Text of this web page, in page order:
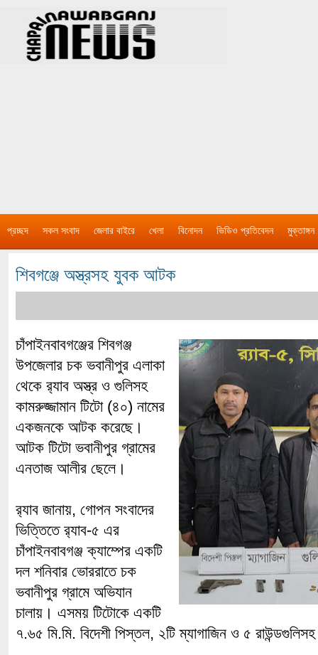
প্রচ্ছদ সকল সংবাদ জেলার বাইরে খেলা বিনোদন ভিডিও প্রতিবেদন মুক্তাঙ্গন
শিবগঞ্জে অস্ত্রসহ যুবক আটক
চাঁপাইনবাবগঞ্জের শিবগঞ্জ
উপজেলার চক ভবানীপুর এলাকা
থেকে র‌্যাব অস্ত্র ও গুলিসহ
কামরুজ্জামান টিটো (৪০) নামের
একজনকে আটক করেছে।
আটক টিটো ভবানীপুর গ্রামের
এনতাজ আলীর ছেলে।
র‌্যাব জানায়, গোপন সংবাদের
ভিত্তিতে র‌্যাব-৫ এর
চাঁপাইনবাবগঞ্জ ক্যাম্পের একটি
দল শনিবার ভোররাতে চক
ভবানীপুর গ্রামে অভিযান
চালায়। এসময় টিটোকে একটি
৭.৬৫ মি.মি. বিদেশী পিস্তল, ২টি ম্যাগাজিন ও ৫